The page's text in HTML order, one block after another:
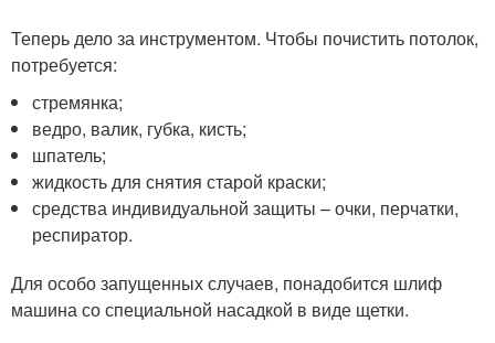
Теперь дело за инструментом. Чтобы почистить потолок,
потребуется:
стремянка;
ведро, валик, губка, кисть;
шпатель;
жидкость для снятия старой краски;
средства индивидуальной защиты – очки, перчатки,
респиратор.
Для особо запущенных случаев, понадобится шлиф
машина со специальной насадкой в виде щетки.